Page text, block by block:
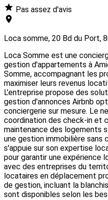
Pas assez d'avis
Loca somme, 20 Bd du Port,
Loca Somme est une
gestion d'appartements à
Somme, accompagnant les
maximiser leurs revenus
L'entreprise propose des
gestion d'annonces Airbnb
conciergerie sur mesure. Le
coordination des check-in et
maintenance des logements
une gestion immobilière sans
s'appuie sur son expertise
pour garantir une expérience
avec des entreprises du
locataires en déplacement
de gestion, incluant la
sont disponibles selon les